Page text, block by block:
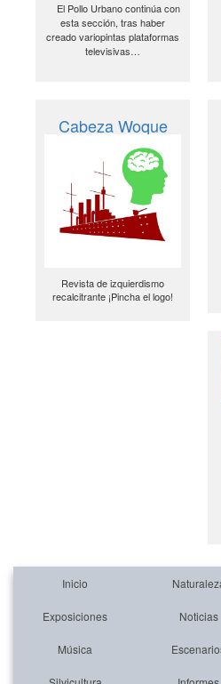
El Pollo Urbano continúa con
esta sección, tras haber
creado variopintas plataformas
televisivas…
Cabeza Woque
Revista de izquierdismo
recalcitrante ¡Pincha el logo!
Inicio
Exposiciones Noticias
Música